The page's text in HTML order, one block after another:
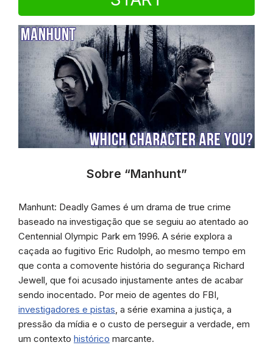
Sobre “Manhunt”
Manhunt: Deadly Games é um drama de true crime
baseado na investigação que se seguiu ao atentado ao
Centennial Olympic Park em 1996. A série explora a
caçada ao fugitivo Eric Rudolph, ao mesmo tempo em
que conta a comovente história do segurança Richard
Jewell, que foi acusado injustamente antes de acabar
sendo inocentado. Por meio de agentes do FBI,
investigadores e pistas, a série examina a justiça, a
pressão da mídia e o custo de perseguir a verdade, em
um contexto histórico marcante.